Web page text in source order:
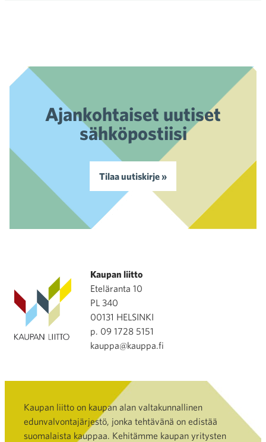
Ajankohtaiset uutiset
sähköpostiisi
Tilaa uutiskirje »
Kaupan liitto
Eteläranta 10
PL 340
00131 HELSINKI
p. 09 1728 5151
kauppa@kauppa.fi
Kaupan liitto on kaupan alan valtakunnallinen
edunvalvontajärjestö, jonka tehtävänä on edistää
suomalaista kauppaa. Kehitämme kaupan yritysten